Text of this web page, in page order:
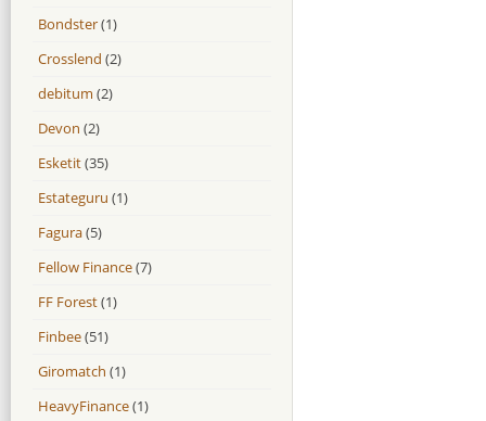
Bondster(1)
Crosslend (2)
debitum (2)
Devon (2)
Esketit(35)
Estateguru (1)
Fagura(5)
Fellow Finance(7)
FF Forest(1)
Finbee(51)
Giromatch (1)
HeavyFinance(1)